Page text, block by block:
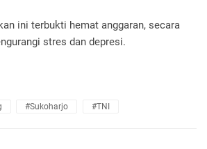
ini terbukti hemat anggaran, secara
stres dan depresi.
#Sukoharjo #TNI